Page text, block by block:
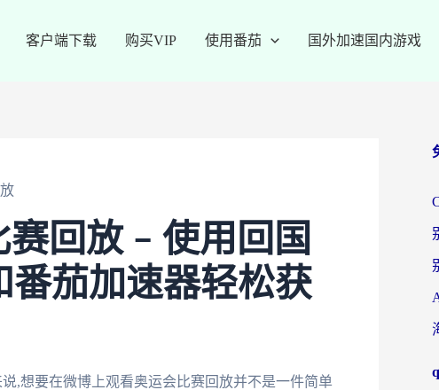
客户端下载 购买VIP 使用番茄 国外加速国内游戏
回放 – 使用回国
番茄加速器轻松获
,想要在微博上观看奥运会比赛回放并不是一件简单